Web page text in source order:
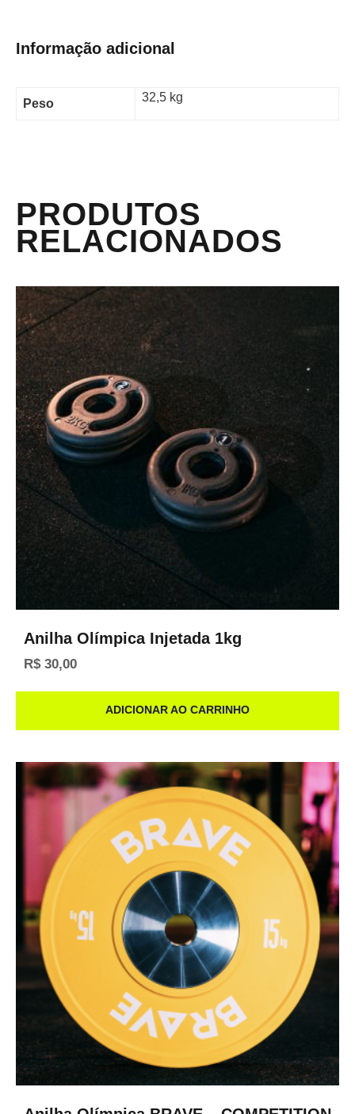
Informação adicional
Peso 32,5 kg
PRODUTOS
RELACIONADOS
Anilha Olímpica Injetada 1kg
R$30,00
ADICIONAR AO CARRINHO